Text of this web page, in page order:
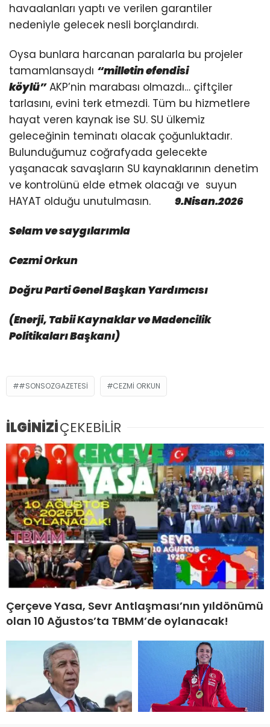
havaalanları yaptı ve verilen garantiler
nedeniyle gelecek nesli borçlandırdı.
Oysa bunlara harcanan paralarla bu projeler
tamamlansaydı “milletin efendisi
köylü”AKP’nin marabası olmazdı… çiftçiler
tarlasını, evini terk etmezdi. Tüm bu hizmetlere
hayat veren kaynak ise SU. SU ülkemiz
geleceğinin teminatı olacak çoğunluktadır.
Bulunduğumuz coğrafyada gelecekte
yaşanacak savaşların SU kaynaklarının denetim
ve kontrolünü elde etmek olacağı ve suyun
HAYAT olduğu unutulmasın. 9.Nisan.2026
Selam ve saygılarımla
Cezmi Orkun
Doğru Parti Genel Başkan Yardımcısı
(Enerji, Tabii Kaynaklar ve Madencilik
Politikaları Başkanı)
#SONSOZGAZETESI CEZMI ORKUN
İLGİNİZİÇEKEBİLİR
Çerçeve Yasa, Sevr Antlaşması’nın yıldönümü
olan 10 Ağustos’ta TBMM’de oylanacak!